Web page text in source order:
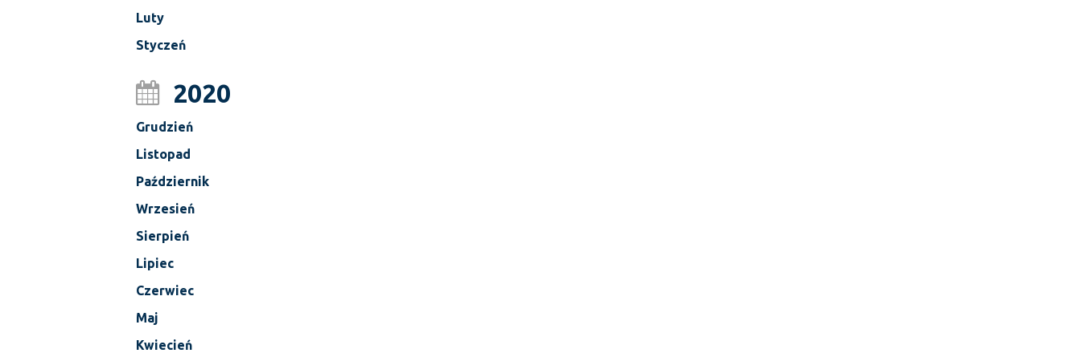
Luty
Styczeń
2020
Grudzień
Listopad
Październik
Wrzesień
Sierpień
Lipiec
Czerwiec
Maj
Kwiecień